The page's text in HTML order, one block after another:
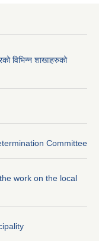
विभिन्न शाखाहरुको
Committee
work on the local